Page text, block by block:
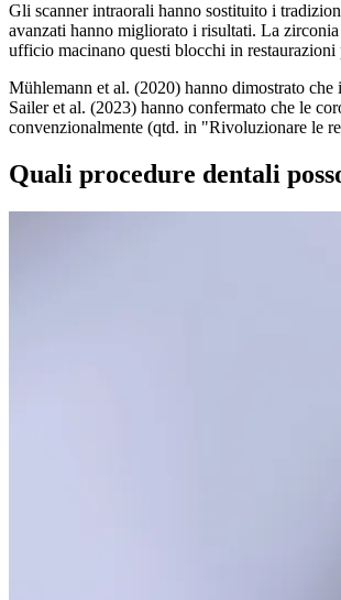
Gli scanner intraorali hanno sostituito i
avanzati hanno migliorato i risultati. La
ufficio macinano questi blocchi in restaurazioni
Mühlemann et al. (2020) hanno dimostrato
Sailer et al. (2023) hanno confermato che le
convenzionalmente (qtd. in "Rivoluzionare le
Quali procedure dentali